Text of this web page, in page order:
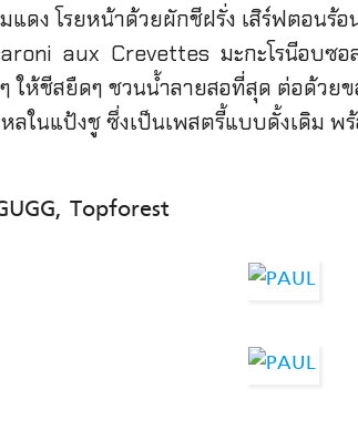
แดง โรยหน้าด้วยผักชีฝรั่ง เสิร์ฟตอน
aux Crevettes มะกะโรนีอบซอ
ให้ชีสยืดๆ ชวนน้ำลายสอที่สุด ต่อด้ว
ลในแป้งชู ซึ่งเป็นเพสตรี้แบบดั้งเดิม
Topforest